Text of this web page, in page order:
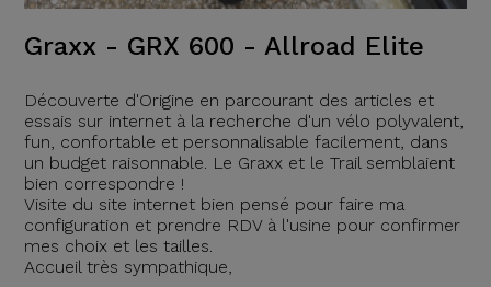
Graxx - GRX 600 - Allroad Elite
Découverte d'Origine en parcourant des articles et
essais sur internet à la recherche d'un vélo polyvalent,
fun, confortable et personnalisable facilement, dans
un budget raisonnable. Le Graxx et le Trail semblaient
bien correspondre !
Visite du site internet bien pensé pour faire ma
configuration et prendre RDV à l'usine pour confirmer
mes choix et les tailles.
Accueil très sympathique,